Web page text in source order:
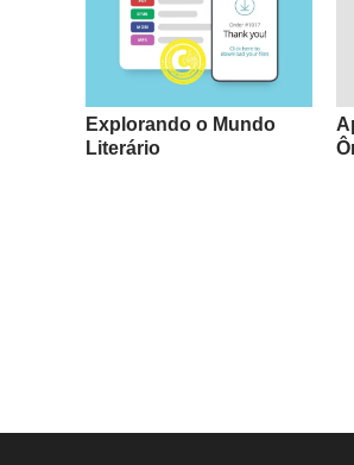
Explorando o Mundo
Literário